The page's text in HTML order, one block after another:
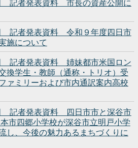
記者発表資料 市長の資産公開に
記者発表資料 令和９年度四日市
施について
記者発表資料 姉妹都市米国ロン
換学生・教師（通称・トリオ）受
ァミリーおよび市内通訳案内高校
記者発表資料 四日市市と深谷市
市四郷小学校が深谷市立明戸小学
し、今後の魅力あるまちづくりに